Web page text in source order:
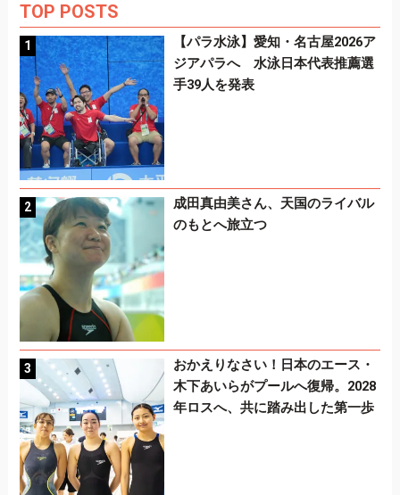
TOP POSTS
【パラ水泳】愛知・名古屋2026ア
ジアパラへ 水泳日本代表推薦選
手39人を発表
成田真由美さん、天国のライバル
のもとへ旅立つ
おかえりなさい！日本のエース・
木下あいらがプールへ復帰。2028
年ロスへ、共に踏み出した第一歩